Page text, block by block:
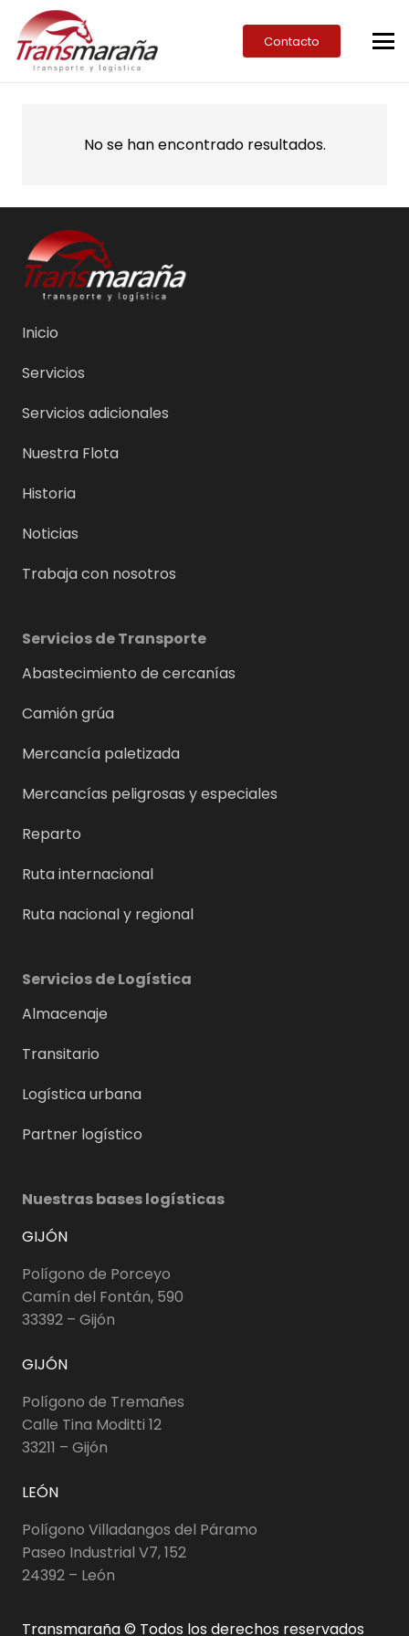
Contacto
No se han encontrado resultados.
Inicio
Servicios
Servicios adicionales
Nuestra Flota
Historia
Noticias
Trabaja con nosotros
Servicios de Transporte
Abastecimiento de cercanías
Camión grúa
Mercancía paletizada
Mercancías peligrosas y especiales
Reparto
Ruta internacional
Ruta nacional y regional
Servicios de Logística
Almacenaje
Transitario
Logística urbana
Partner logístico
Nuestras bases logísticas
GIJÓN
Polígono de Porceyo
Camín del Fontán, 590
33392 – Gijón
GIJÓN
Polígono de Tremañes
Calle Tina Moditti 12
33211 – Gijón
LEÓN
Polígono Villadangos del Páramo
Paseo Industrial V7, 152
24392 – León
Transmaraña © Todos los derechos reservados